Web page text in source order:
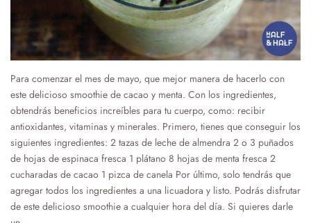
Para comenzar el mes de mayo, que mejor manera de hacerlo con
este delicioso smoothie de cacao y menta. Con los ingredientes,
obtendrás beneficios increíbles para tu cuerpo, como: recibir
antioxidantes, vitaminas y minerales. Primero, tienes que conseguir los
siguientes ingredientes: 2 tazas de leche de almendra 2 o 3 puñados
de hojas de espinaca fresca 1 plátano 8 hojas de menta fresca 2
cucharadas de cacao 1 pizca de canela Por último, solo tendrás que
agregar todos los ingredientes a una licuadora y listo. Podrás disfrutar
de este delicioso smoothie a cualquier hora del día. Si quieres darle